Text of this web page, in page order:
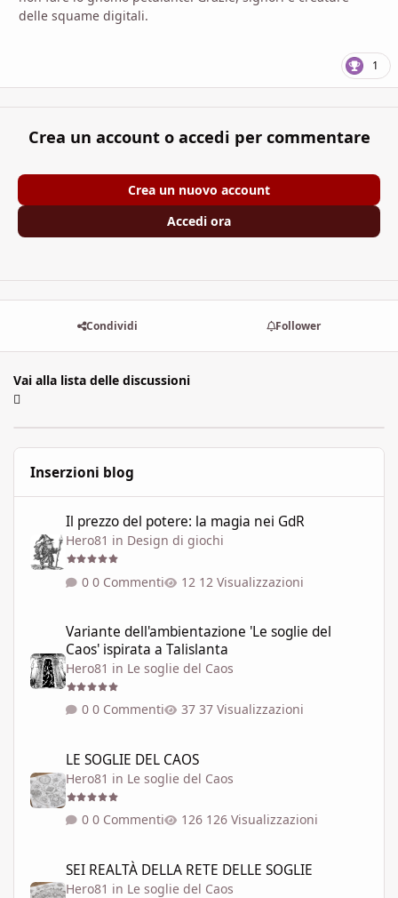
delle squame digitali.
1
Crea un account o accedi per commentare
Crea un nuovo account
Accedi ora
Condividi Follower
Vai alla lista delle discussioni
Inserzioni blog
Il prezzo del potere: la magia nei GdR
Hero81 in Design di giochi
0 Commenti 12 Visualizzazioni
Variante dell'ambientazione 'Le soglie del
Caos' ispirata a Talislanta
Hero81 in Le soglie del Caos
0 Commenti 37 Visualizzazioni
LE SOGLIE DEL CAOS
Hero81 in Le soglie del Caos
0 Commenti 126 Visualizzazioni
SEI REALTÀ DELLA RETE DELLE SOGLIE
Hero81 in Le soglie del Caos